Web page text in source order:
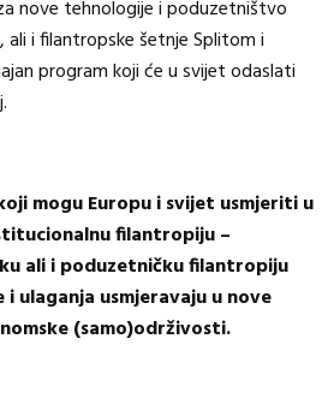
nove tehnologije i poduzetništvo
ali i filantropske šetnje Splitom i
program koji će u svijet odaslati
mogu Europu i svijet usmjeriti u
filantropiju –
ali i poduzetničku filantropiju
ulaganja usmjeravaju u nove
(samo)održivosti.